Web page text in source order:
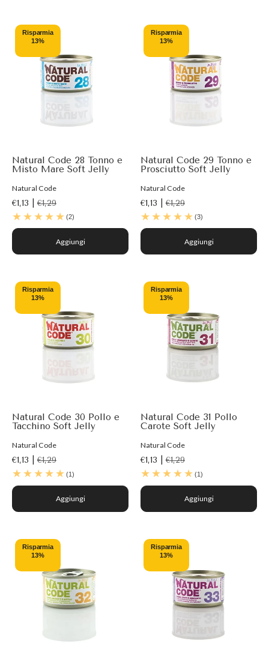
Risparmia
13%
Natural Code 28 Tonno e
Misto Mare Soft Jelly
Natural Code
€1,13 | €1,29
(2)
Aggiungi
Risparmia
13%
Natural Code 29 Tonno e
Prosciutto Soft Jelly
Natural Code
€1,13 | €1,29
(3)
Aggiungi
Risparmia
13%
Natural Code 30 Pollo e
Tacchino Soft Jelly
Natural Code
€1,13 | €1,29
(1)
Aggiungi
Risparmia
13%
Natural Code 31 Pollo
Carote Soft Jelly
Natural Code
€1,13 | €1,29
(1)
Aggiungi
Risparmia
13%
Risparmia
13%